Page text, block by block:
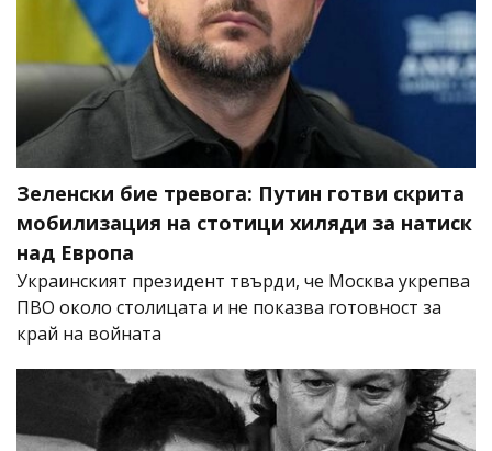
Зеленски бие тревога: Путин готви скрита
мобилизация на стотици хиляди за натиск
над Европа
Украинският президент твърди, че Москва укрепва
ПВО около столицата и не показва готовност за
край на войната